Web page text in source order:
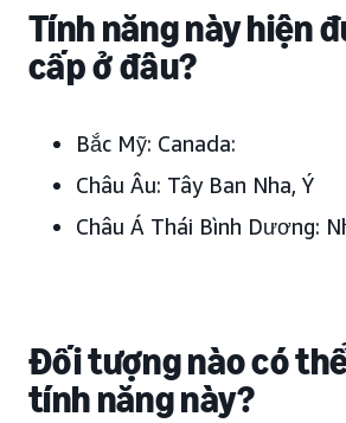
Tính năng này hiện
cấp ở đâu?
Bắc Mỹ: Canada:
Châu Âu: Tây Ban Nha, Ý
Châu Á Thái Bình Dương:
Đối tượng nào có
tính năng này?